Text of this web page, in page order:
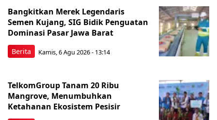
Berita
Bangkitkan Merek Legendaris
Semen Kujang, SIG Bidik Penguatan
Dominasi Pasar Jawa Barat
Kamis, 6 Agu 2026 - 13:14
TelkomGroup Tanam 20 Ribu
Mangrove, Menumbuhkan
Ketahanan Ekosistem Pesisir